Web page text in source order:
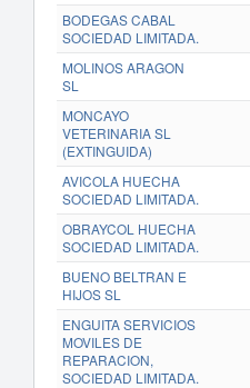
BODEGAS CABAL
SOCIEDAD LIMITADA.
MOLINOS ARAGON
SL
MONCAYO
VETERINARIA SL
(EXTINGUIDA)
AVICOLA HUECHA
SOCIEDAD LIMITADA.
OBRAYCOL HUECHA
SOCIEDAD LIMITADA.
BUENO BELTRAN E
HIJOS SL
ENGUITA SERVICIOS
MOVILES DE
REPARACION,
SOCIEDAD LIMITADA.